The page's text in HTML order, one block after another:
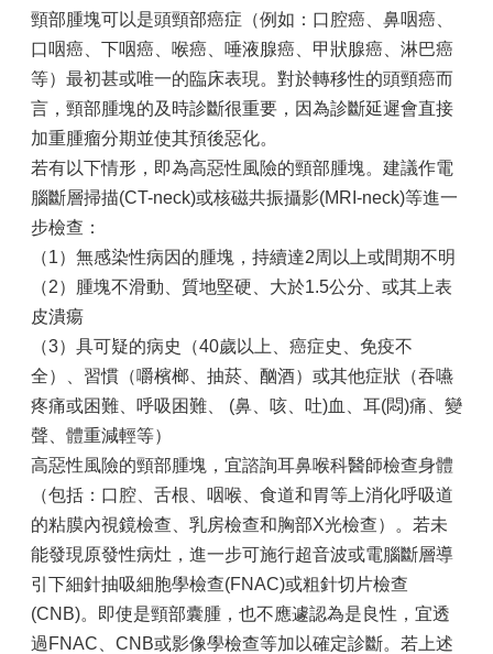
頸部腫塊可以是頭頸部癌症（例如：口腔癌、鼻咽癌、
口咽癌、下咽癌、喉癌、唾液腺癌、甲狀腺癌、淋巴癌
等）最初甚或唯一的臨床表現。對於轉移性的頭頸癌而
言，頸部腫塊的及時診斷很重要，因為診斷延遲會直接
加重腫瘤分期並使其預後惡化。
若有以下情形，即為高惡性風險的頸部腫塊。建議作電
腦斷層掃描(CT-neck)或核磁共振攝影(MRI-neck)等進一
步檢查：
（1）無感染性病因的腫塊，持續達2周以上或間期不明
（2）腫塊不滑動、質地堅硬、大於1.5公分、或其上表
皮潰瘍
（3）具可疑的病史（40歲以上、癌症史、免疫不
全）、習慣（嚼檳榔、抽菸、酗酒）或其他症狀（吞嚥
疼痛或困難、呼吸困難、 (鼻、咳、吐)血、耳(悶)痛、變
聲、體重減輕等）
高惡性風險的頸部腫塊，宜諮詢耳鼻喉科醫師檢查身體
（包括：口腔、舌根、咽喉、食道和胃等上消化呼吸道
的粘膜內視鏡檢查、乳房檢查和胸部X光檢查）。若未
能發現原發性病灶，進一步可施行超音波或電腦斷層導
引下細針抽吸細胞學檢查(FNAC)或粗針切片檢查
(CNB)。即使是頸部囊腫，也不應遽認為是良性，宜透
過FNAC、CNB或影像學檢查等加以確定診斷。若上述